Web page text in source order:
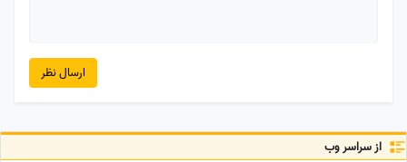
ارسال نظر
از سراسر وب